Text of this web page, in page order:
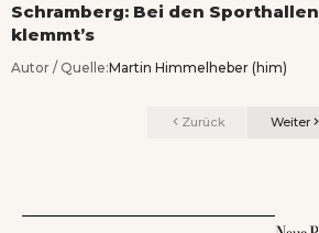
Schramberg: Bei den Sporthallen
klemmt’s
Autor / Quelle:Martin Himmelheber (him)
Zurück Weiter